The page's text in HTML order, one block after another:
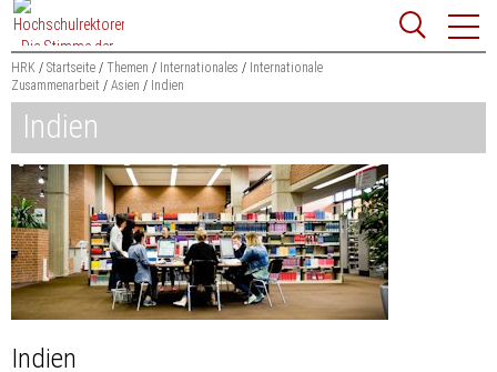
Zum
Content
springen
HRK Startseite Themen Internationales
Internationale
Zusammenarbeit
Asien Indien
Indien
Indien